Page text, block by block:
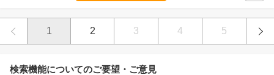
1 2 3 4 5
検索機能についてのご要望・ご意見